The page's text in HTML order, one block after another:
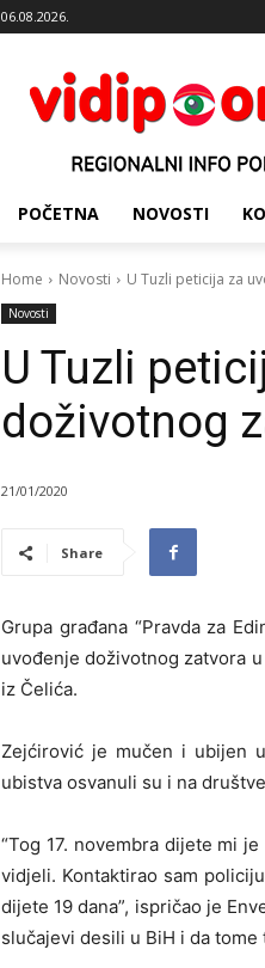
06.08.2026.
POČETNA NOVOSTI
Home Novosti U Tuzli peticija za
Novosti
U Tuzli
doživotnog
21/01/2020
Share
Grupa građana “Pravda za
uvođenje doživotnog zatvora
iz Čelića.
Zejćirović je mučen i ubijen
ubistva osvanuli su i na
“Tog 17. novembra dijete mi
vidjeli. Kontaktirao sam
dijete 19 dana”, ispričao je
slučajevi desili u BiH i da tome